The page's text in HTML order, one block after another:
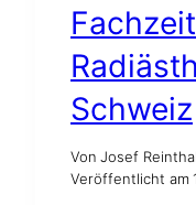
Schweiz
Von Josef
Veröffentlicht am